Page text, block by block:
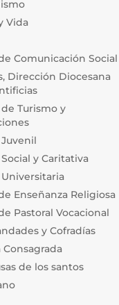
Vida
Comunicación Social
Dirección Diocesana
Turismo y
y Caritativa
Enseñanza Religiosa
Pastoral Vocacional
y Cofradías
de los santos